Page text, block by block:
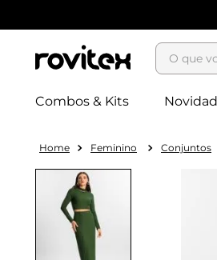
O que
Combos & Kits
Feminino Conjuntos